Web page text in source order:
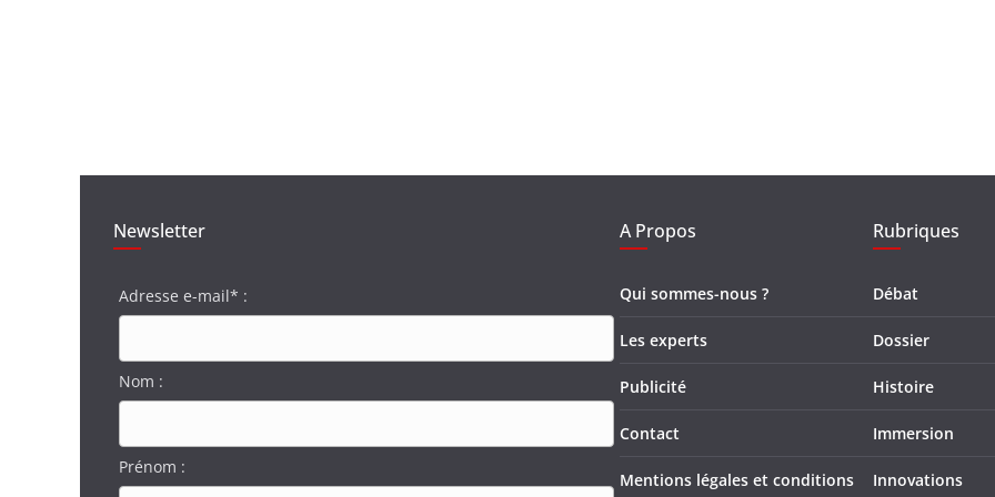
Newsletter
Adresse e-mail* :
Nom :
Prénom :
A Propos
Qui sommes-nous ?
Les experts
Publicité
Contact
Mentions légales et conditions
Rubriques
Débat
Dossier
Histoire
Immersion
Innovations